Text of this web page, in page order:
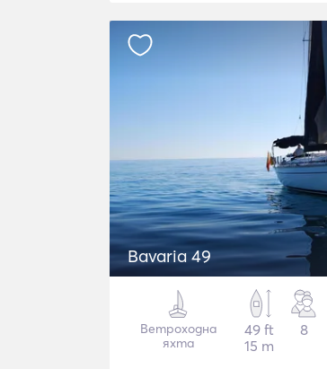
Bavaria 49
Ветроходна
яхта
49 ft
15 m
8